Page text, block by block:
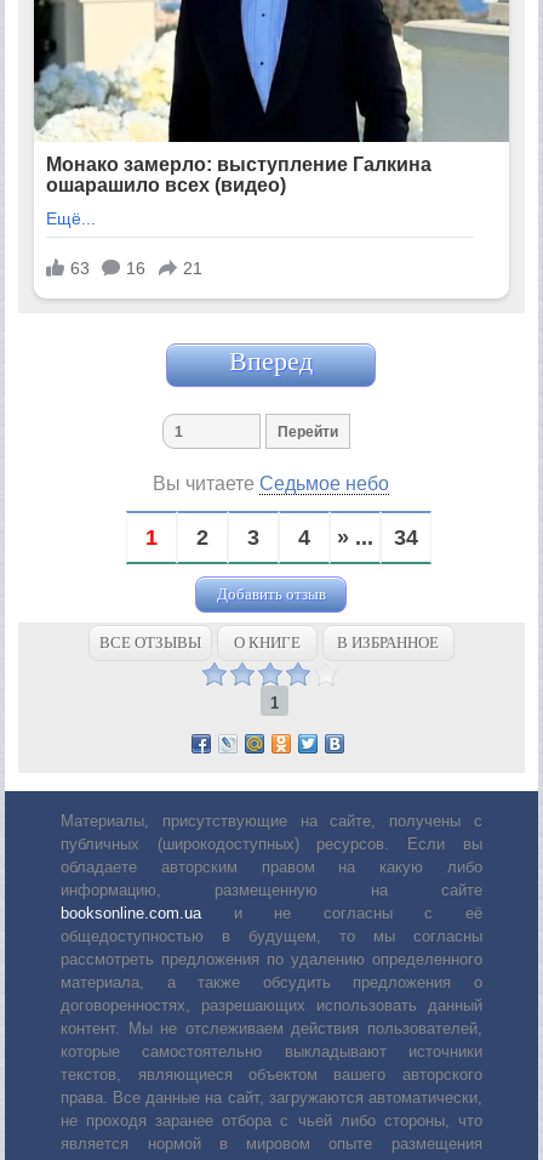
Вперед
Вы читаетеСедьмое небо
1 2 3 4 » ... 34
Добавить отзыв
ВСЕ ОТЗЫВЫ О КНИГЕ В ИЗБРАННОЕ
1
Материалы, присутствующие на сайте, получены с
публичных (широкодоступных) ресурсов. Если вы
обладаете авторским правом на какую либо
информацию, размещенную на сайте
booksonline.com.uaи не согласны с её
общедоступностью в будущем, то мы согласны
рассмотреть предложения по удалению определенного
материала, а также обсудить предложения о
договоренностях, разрешающих использовать данный
контент. Мы не отслеживаем действия пользователей,
которые самостоятельно выкладывают источники
текстов, являющиеся объектом вашего авторского
права. Все данные на сайт, загружаются автоматически,
не проходя заранее отбора с чьей либо стороны, что
является нормой в мировом опыте размещения